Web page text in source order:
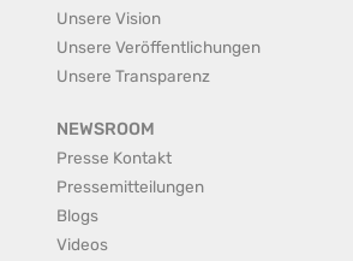
Unsere Vision
Unsere Veröffentlichungen
Unsere Transparenz
NEWSROOM
Presse Kontakt
Pressemitteilungen
Blogs
Videos